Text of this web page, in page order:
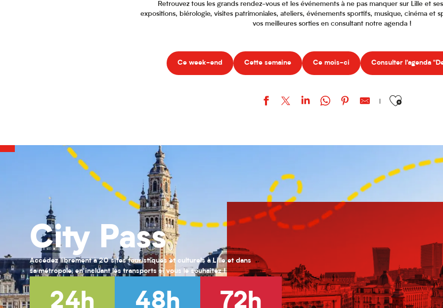
Retrouvez tous les grands rendez-vous et les événements à ne pas manquer sur Lille et
expositions, biérologie, visites patrimoniales, ateliers, événements sportifs, musique, cinéma et
vos meilleures sorties en consultant notre agenda !
Ce week-end Cette semaine Ce mois-ci Consulter l'agenda
Ajouter aux
Atelier Tattoos éphémères
Journées du Matrimoine : visite guidée et impromptu musical par Amadè & Tarik
Visites guidées ludiques
Lectures d'albums jeunesse
Visite avec impromptus musicaux à l'ARA
Visite du monastère avec Saison zéro
Visites guidées de l'église Notre Dame de Lourdes de La Madeleine
Conférence « 200 ans d'archives photographiques »
Visite guidée de l’exposition ça jazz ! Expositions croisées « 40 bulles de jazz » par Didier Péron & Hervé Escario et Louh-Ann
Visites flash de l’exposition "Le Liban de Serge Najjar"
City Pass
Accédez librement à 20 sites touristiques et culturels à Lille et dans
sa métropole, en incluant les transports si vous le souhaitez !
24h 48h 72h